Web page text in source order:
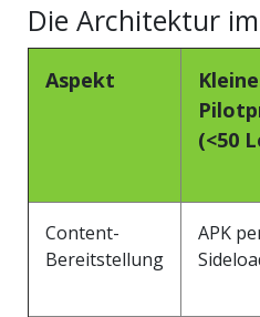
Die Architektur
Aspekt
(<50
Content-
Bereitstellung
APK